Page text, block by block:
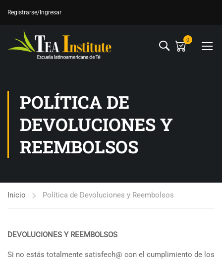
Registrarse/Ingresar
0
POLÍTICA DE
DEVOLUCIONES Y
REEMBOLSOS
Inicio Política de Devoluciones y Reembolsos
DEVOLUCIONES Y REEMBOLSOS
Si no estás totalmente satisfech@ con el cumplimiento de los